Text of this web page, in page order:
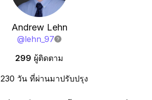
Andrew Lehn
@lehn_97
299 ผู้ติดตาม
230 วัน ที่ผ่านมาปรับปรุง